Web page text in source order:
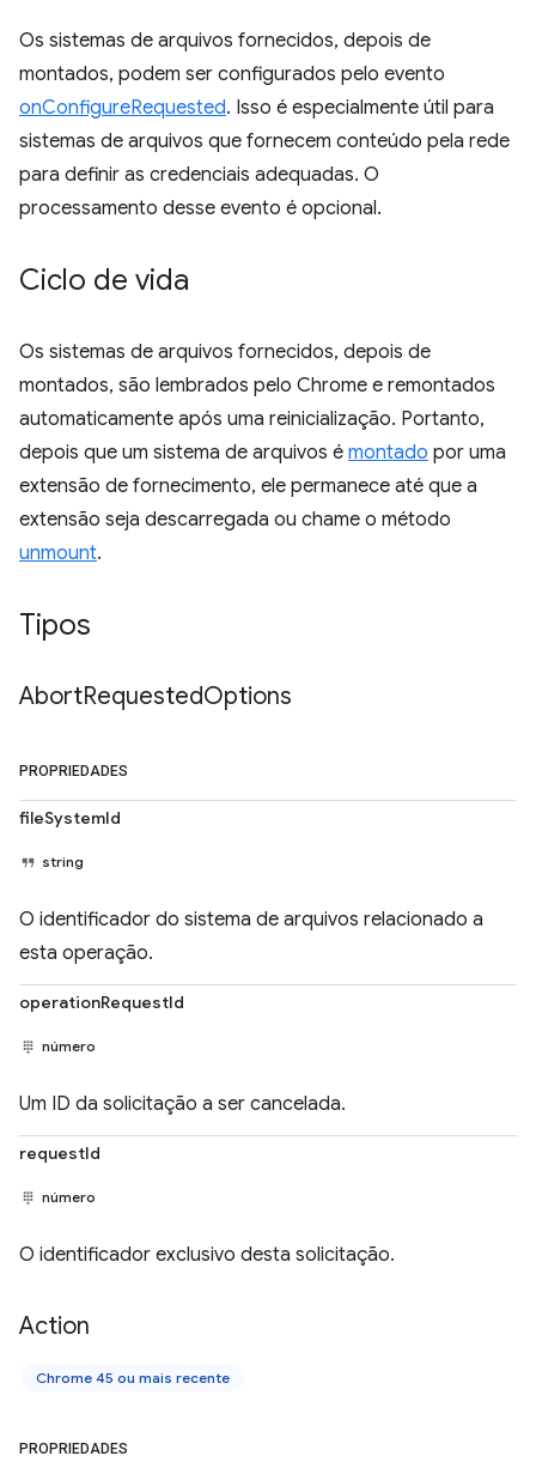
Os sistemas de arquivos fornecidos, depois de
montados, podem ser configurados pelo evento
onConfigureRequested. Isso é especialmente útil para
sistemas de arquivos que fornecem conteúdo pela rede
para definir as credenciais adequadas. O
processamento desse evento é opcional.
Ciclo de vida
Os sistemas de arquivos fornecidos, depois de
montados, são lembrados pelo Chrome e remontados
automaticamente após uma reinicialização. Portanto,
depois que um sistema de arquivos é montado por uma
extensão de fornecimento, ele permanece até que a
extensão seja descarregada ou chame o método
unmount.
Tipos
AbortRequestedOptions
PROPRIEDADES
fileSystemId
string
O identificador do sistema de arquivos relacionado a
esta operação.
operationRequestId
número
Um ID da solicitação a ser cancelada.
requestId
número
O identificador exclusivo desta solicitação.
Action
Chrome 45 ou mais recente
PROPRIEDADES